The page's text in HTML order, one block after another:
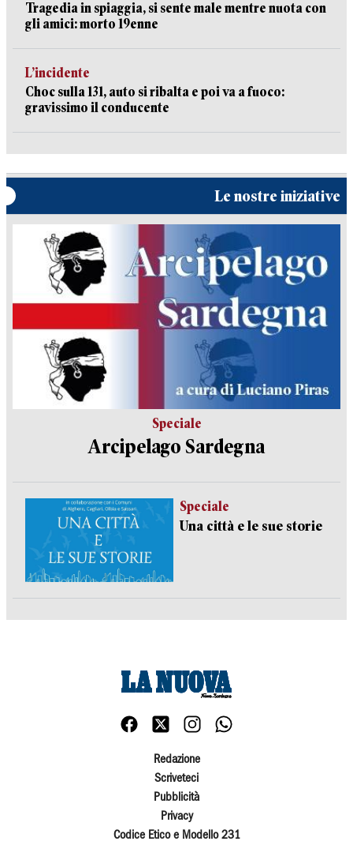
Tragedia in spiaggia, si sente male mentre nuota con
gli amici: morto 19enne
L’incidente
Choc sulla 131, auto si ribalta e poi va a fuoco:
gravissimo il conducente
Le nostre iniziative
Speciale
Arcipelago Sardegna
Speciale
Una città e le sue storie
Redazione
Scriveteci
Pubblicità
Privacy
Codice Etico e Modello 231